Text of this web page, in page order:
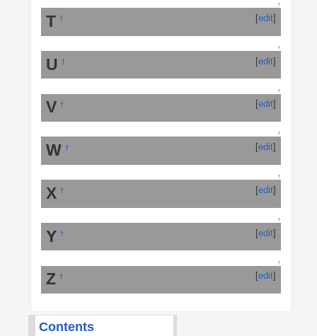
↑
T † [edit]
↑
U † [edit]
↑
V † [edit]
↑
W † [edit]
↑
X † [edit]
↑
Y † [edit]
↑
Z † [edit]
Contents